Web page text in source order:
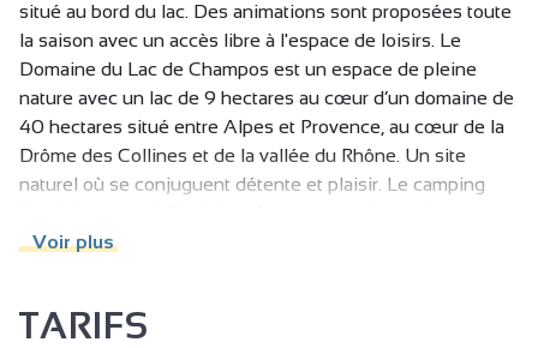
situé au bord du lac. Des animations sont proposées toute
la saison avec un accès libre à l'espace de loisirs. Le
Domaine du Lac de Champos est un espace de pleine
nature avec un lac de 9 hectares au cœur d’un domaine de
40 hectares situé entre Alpes et Provence, au cœur de la
Drôme des Collines et de la vallée du Rhône. Un site
naturel où se conjuguent détente et plaisir. Le camping
de camping caravaning parfaitement intégrés et 4 tentes
Voir plus
TARIFS